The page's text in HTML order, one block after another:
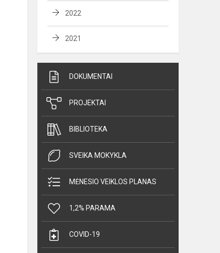
2022
2021
DOKUMENTAI
PROJEKTAI
BIBLIOTEKA
SVEIKA MOKYKLA
MĖNESIO VEIKLOS PLANAS
1,2% PARAMA
COVID-19